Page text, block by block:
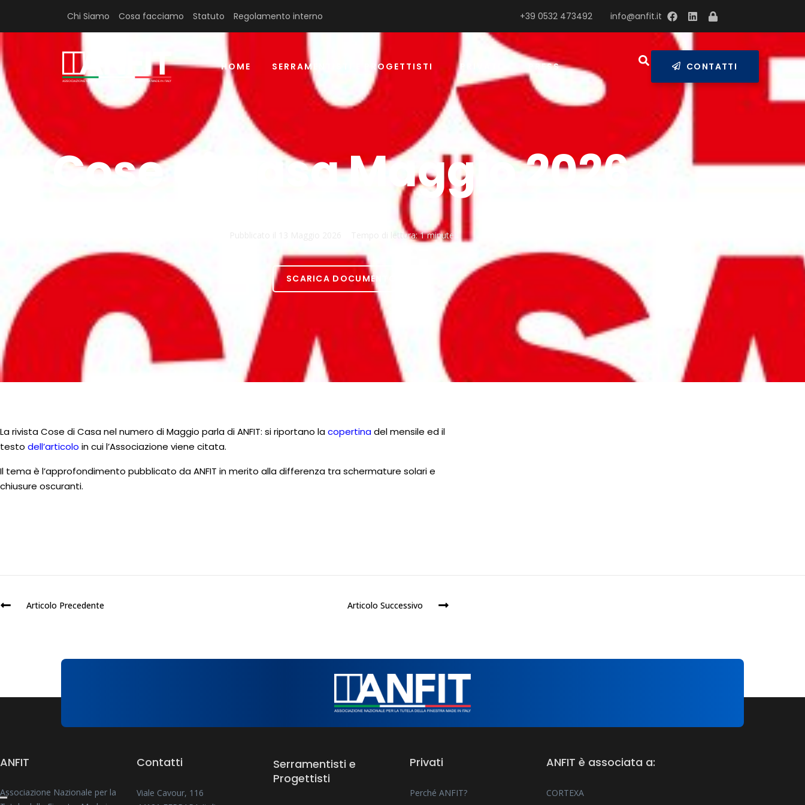
Chi Siamo Cosa facciamo Statuto Regolamento interno info@anfit.it
+39 0532 473492
HOME SERRAMENTISTI E PROGETTISTI PRIVATI PRESS CONTATTI
Cose di Casa Maggio 2026
Tempo di lettura:1 minute
SCARICA DOCUMENTO
La rivista Cose di Casa nel numero di Maggio parla di ANFIT: si riportano lacopertinadel mensile ed il
testo dell’articolo in cui l’Associazione viene citata.
Il tema è l’approfondimento pubblicato da ANFIT in merito alla differenza tra schermature solari e
chiusure oscuranti.
Articolo Precedente Articolo Successivo
ANFIT
Associazione Nazionale per la
Contatti
Viale Cavour, 116
Serramentisti e
Progettisti
Privati
Perché ANFIT?
ANFIT è associata a:
CORTEXA